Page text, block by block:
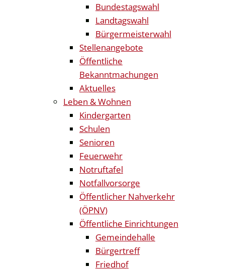
Bundestagswahl
Landtagswahl
Bürgermeisterwahl
Stellenangebote
Öffentliche
Bekanntmachungen
Aktuelles
Leben & Wohnen
Kindergarten
Schulen
Senioren
Feuerwehr
Notruftafel
Notfallvorsorge
Öffentlicher Nahverkehr
(ÖPNV)
Öffentliche Einrichtungen
Gemeindehalle
Bürgertreff
Friedhof